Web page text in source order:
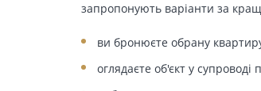
запропонують варіанти за
ви бронюєте обрану
оглядаєте об'єкт у